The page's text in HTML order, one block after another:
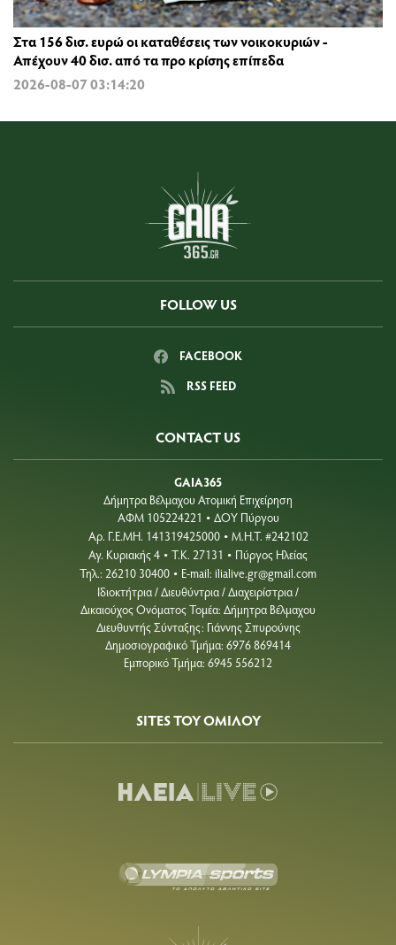
Στα 156 δισ. ευρώ οι καταθέσεις των νοικοκυριών -
Απέχουν 40 δισ. από τα προ κρίσης επίπεδα
2026-08-07 03:14:20
FOLLOW US
FACEBOOK
RSS FEED
CONTACT US
GAIA365
Δήμητρα Βέλμαχου Ατομική Επιχείρηση
ΑΦΜ 105224221 • ΔΟΥ Πύργου
Aρ. Γ.Ε.ΜΗ. 141319425000 • Μ.Η.Τ. #242102
Αγ. Κυριακής 4 • Τ.Κ. 27131 • Πύργος Ηλείας
Τηλ.: 26210 30400 • E-mail: ilialive.gr@gmail.com
Ιδιοκτήτρια / Διευθύντρια / Διαχειρίστρια /
Δικαιούχος Ονόματος Τομέα: Δήμητρα Βέλμαχου
Διευθυντής Σύνταξης: Γιάννης Σπυρούνης
Δημοσιογραφικό Τμήμα: 6976 869414
Εμπορικό Τμήμα: 6945 556212
SITES ΤΟΥ ΟΜΙΛΟΥ